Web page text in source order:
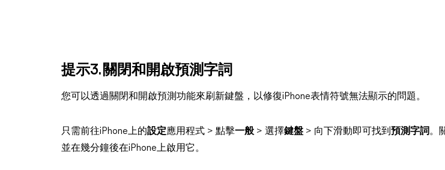
提示3. 關閉和開啟預測字詞
您可以透過關閉和開啟預測功能來刷新鍵盤，以修復iPhone表情符號無法顯示的問題。
只需前往iPhone上的設定應用程式 > 點擊一般 > 選擇鍵盤 > 向下滑動即可找到 預測字詞。
並在幾分鐘後在iPhone上啟用它。